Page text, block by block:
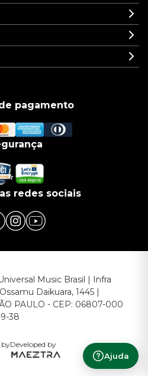
Ajuda
pagamento
redes sociais
Music Brasil | Infra
Daikuara, 1445 |
PAULO - CEP: 06807-000
38
byDeveloped by